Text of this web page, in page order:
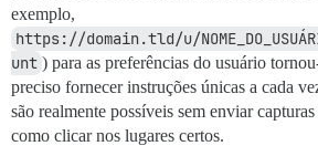
exemplo,
https://domain.tld/u/
unt ) para as preferências do usuário
preciso fornecer instruções únicas a cada
são realmente possíveis sem enviar
como clicar nos lugares certos.